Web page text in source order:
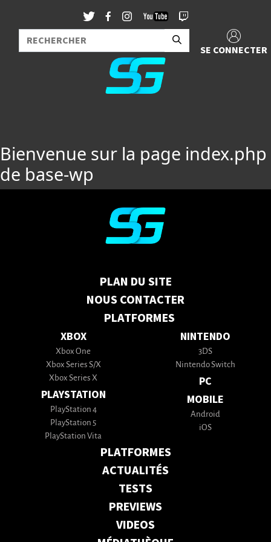
SE CONNECTER
Bienvenue sur la page index.php
de base-wp
PLAN DU SITE
NOUS CONTACTER
PLATFORMES
XBOX
Xbox One
Xbox Series S/X
Xbox Series X
PLAYSTATION
PlayStation 4
PlayStation 5
PlayStation Vita
NINTENDO
3DS
Nintendo Switch
PC
MOBILE
Android
iOS
PLATFORMES
ACTUALITÉS
TESTS
PREVIEWS
VIDEOS